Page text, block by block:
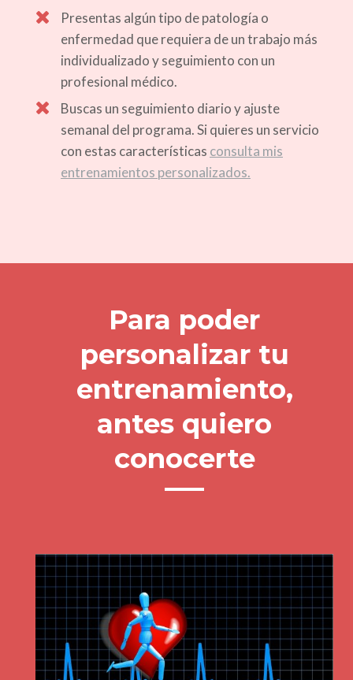
Presentas algún tipo de patología o
enfermedad que requiera de un trabajo más
individualizado y seguimiento con un
profesional médico.
Buscas un seguimiento diario y ajuste
semanal del programa. Si quieres un servicio
con estas características consulta mis
entrenamientos personalizados.
Para poder
personalizar tu
entrenamiento,
antes quiero
conocerte